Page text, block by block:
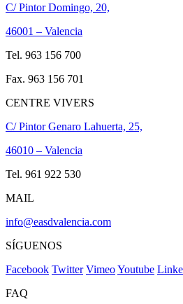
C/ Pintor Domingo, 20,
46001 – Valencia
Tel. 963 156 700
Fax. 963 156 701
CENTRE VIVERS
C/ Pintor Genaro Lahuerta, 25,
46010 – Valencia
Tel. 961 922 530
MAIL
info@easdvalencia.com
SÍGUENOS
Facebook Twitter VimeoYoutube
FAQ